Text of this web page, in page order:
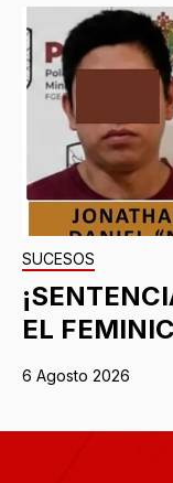
SUCESOS
EL
6 Agosto 2026